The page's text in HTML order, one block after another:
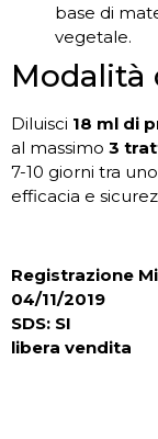
base di
vegetale.
Modalità
Diluisci 18 ml di
al massimo 3
7-10 giorni tra
efficacia e
Registrazione
04/11/2019
SDS: SI
libera vendita